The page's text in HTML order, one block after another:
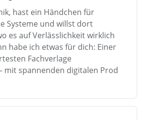
hast ein Händchen für
Systeme und willst dort
es auf Verlässlichkeit wirklich
habe ich etwas für dich: Einer
Fachverlage
mit spannenden digitalen Prod